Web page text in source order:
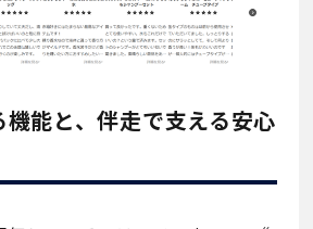
能と、伴走で支える安心